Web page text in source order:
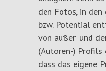
den Fotos, in den
bzw. Potential
von außen und
(Autoren-) Profils
dass das eigene